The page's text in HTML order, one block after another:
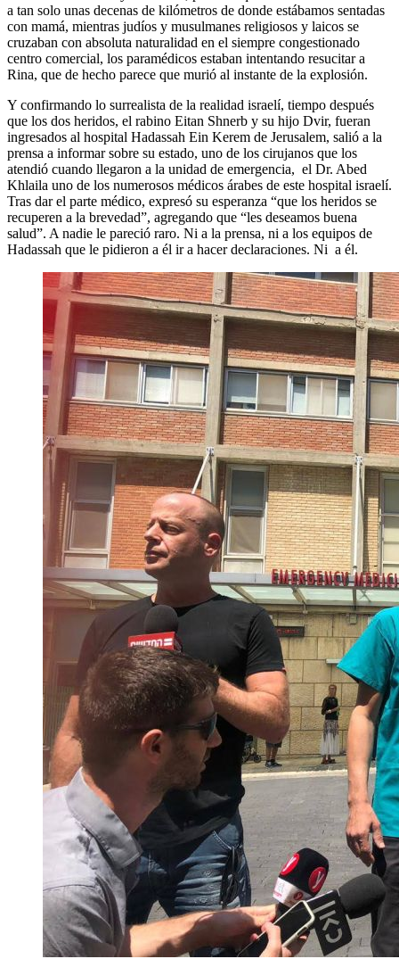
a tan solo unas decenas de kilómetros de donde estábamos sentadas
con mamá, mientras judíos y musulmanes religiosos y laicos se
cruzaban con absoluta naturalidad en el siempre congestionado
centro comercial, los paramédicos estaban intentando resucitar a
Rina, que de hecho parece que murió al instante de la explosión.
Y confirmando lo surrealista de la realidad israelí, tiempo después
que los dos heridos, el rabino Eitan Shnerb y su hijo Dvir, fueran
ingresados al hospital Hadassah Ein Kerem de Jerusalem, salió a la
prensa a informar sobre su estado, uno de los cirujanos que los
atendió cuando llegaron a la unidad de emergencia, el Dr. Abed
Khlaila uno de los numerosos médicos árabes de este hospital israelí.
Tras dar el parte médico, expresó su esperanza “que los heridos se
recuperen a la brevedad”, agregando que “les deseamos buena
salud”. A nadie le pareció raro. Ni a la prensa, ni a los equipos de
Hadassah que le pidieron a él ir a hacer declaraciones. Ni a él.